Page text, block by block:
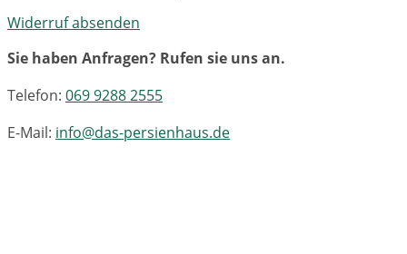
Widerruf absenden
Sie haben Anfragen? Rufen sie uns an.
Telefon: 069 9288 2555
E-Mail: info@das-persienhaus.de